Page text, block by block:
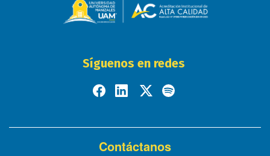
Síguenos en redes
Contáctanos